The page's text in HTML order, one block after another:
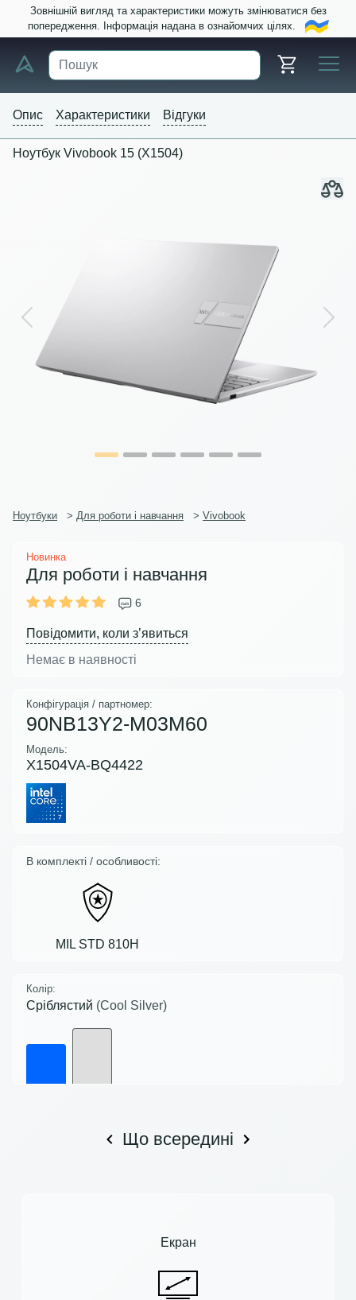
Зовнішній вигляд та характеристики можуть змінюватися без
попередження. Інформація надана в ознайомчих цілях.
Опис Характеристики Відгуки
Ноутбук Vivobook 15 (X1504)
Previous Next
Ноутбуки > Для роботи і навчання > Vivobook
Новинка
Для роботи і навчання
6
Повідомити, коли з’явиться
Немає в наявності
Конфігурація / партномер:
90NB13Y2-M03M60
Модель:
X1504VA-BQ4422
В комплекті / особливості:
MIL STD 810H
Колір:
Сріблястий (Cool Silver)
Що всередині
Екран